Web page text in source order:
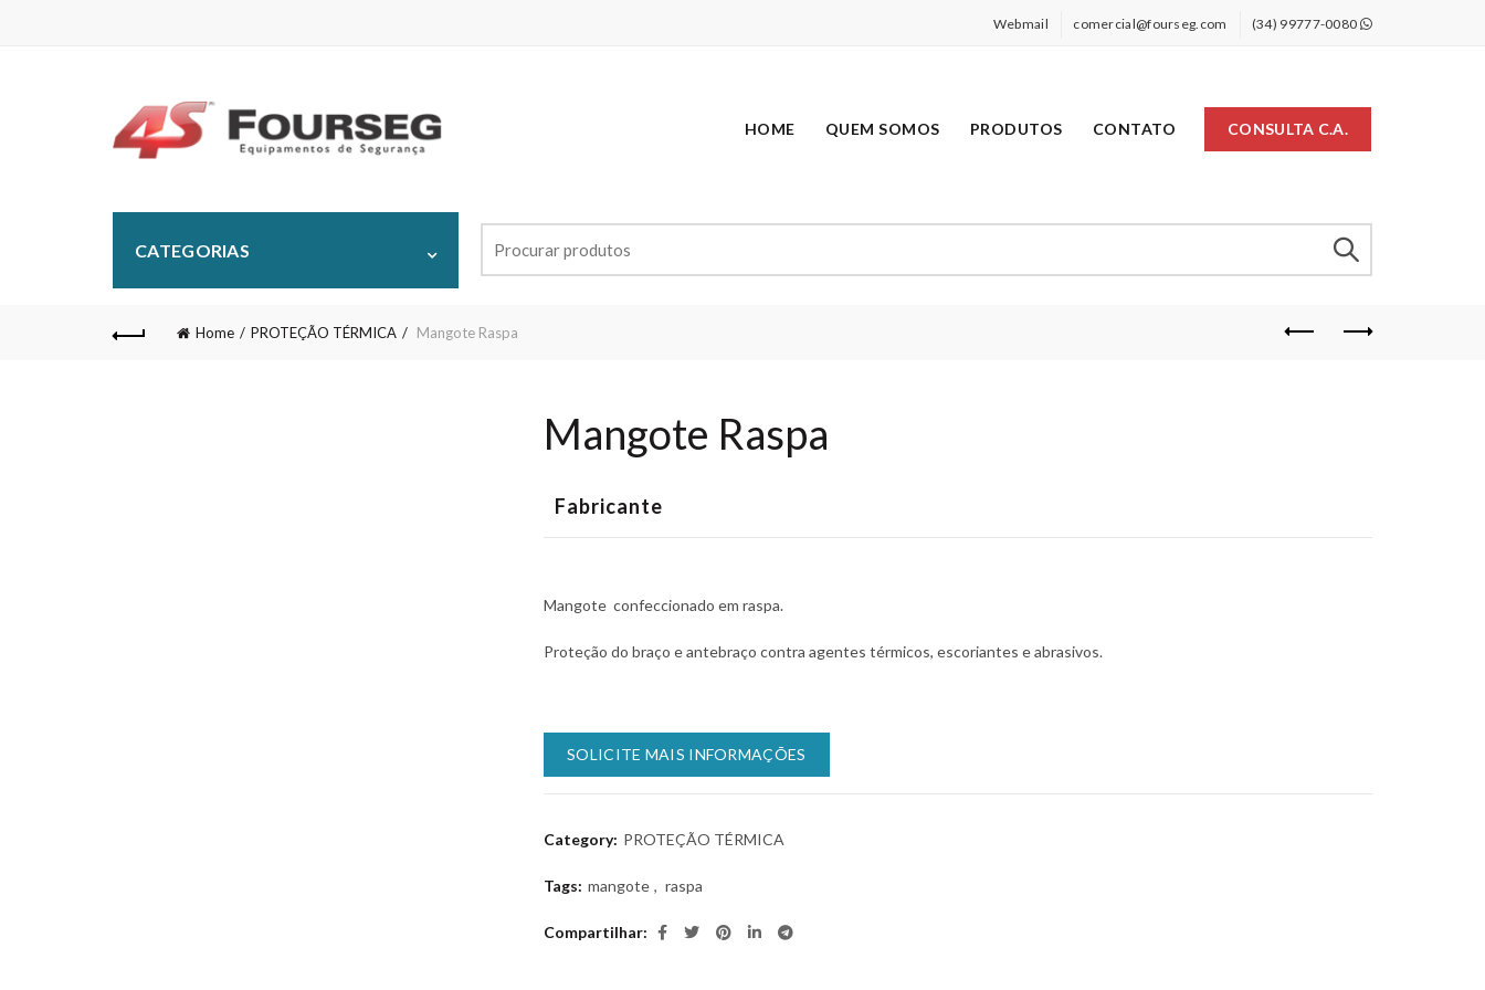
Webmail comercial@fourseg.com (34) 99777-0080
HOME QUEM SOMOS PRODUTOS CONTATO CONSULTA C.A.
CATEGORIAS
for:
Home PROTEÇÃO TÉRMICA Mangote Raspa
Mangote Raspa
Fabricante
Mangote confeccionado em raspa.
Proteção do braço e antebraço contra agentes térmicos, escoriantes e abrasivos.
SOLICITE MAIS INFORMAÇÕES
Category: PROTEÇÃO TÉRMICA
Tags: mangote , raspa
Compartilhar